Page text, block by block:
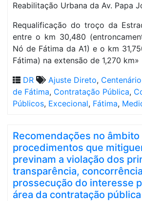
Reabilitação Urbana da Av. Papa
Requalificação do troço da
entre o km 30,480
Nó de Fátima da A1) e o km
Fátima) na extensão de 1,270 km»
DR
Ajuste Direto,
de Fátima, Contratação Pública,
Públicos, Excecional, Fátima,
Recomendações no âmbito
procedimentos que
previnam a violação dos
transparência,
prossecução do interesse
área da contratação pública